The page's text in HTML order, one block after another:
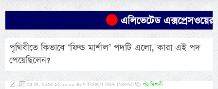
এলিভেটেড এক্সপ্রেসওয়ের
পৃথিবীতে কিভাবে ‘ফিল্ড মার্শাল’ পদটি এলো, কারা এই পদ
পেয়েছিলেন?
, ২৫ মে, ২০২৫ ১২:০০:০০ এএম ইয়াওমুল আহাদ (রোববার) পাঁচ মিশালী